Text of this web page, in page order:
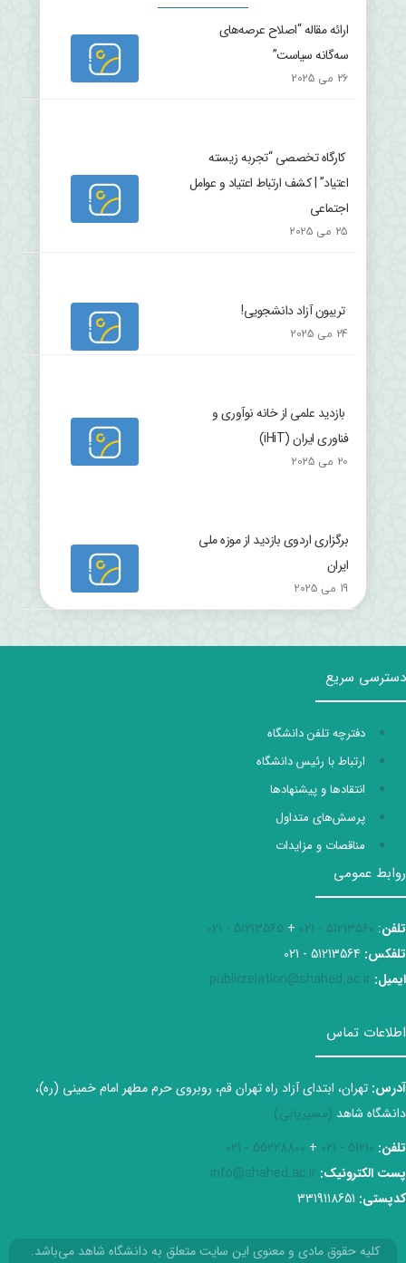
ارائه مقاله “اصلاح عرصه‌های
سه‌گانه سیاست”
26 می 2025
کارگاه تخصصی “تجربه زیسته
اعتیاد” | کشف ارتباط اعتیاد و عوامل
اجتماعی
25 می 2025
تریبون آزاد دانشجویی!
24 می 2025
بازدید علمی از خانه نوآوری و
فناوری ایران (iHiT)
20 می 2025
برگزاری اردوی بازدید از موزه ملی
ایران
19 می 2025
دسترسی سریع
دفترچه تلفن دانشگاه
ارتباط با رئیس دانشگاه
انتقادها و پیشنهادها
پرسش‌های متداول
مناقصات و مزایدات
روابط عمومی
تلفن:
51213560 - 021
+
51213565 - 021
تلفکس:
ایمیل: publicrelation@shahed.ac.ir
اطلاعات تماس
آدرس: تهران، ابتدای آزاد راه تهران قم، روبروی حرم مطهر امام خمینی (ره)،
دانشگاه شاهد (مسیریابی)
تلفن: 51210 - 021
+
55228800 - 021
پست الکترونیک: info@shahed.ac.ir
کدپستی:
کلیه حقوق مادی و معنوی این سایت متعلق به دانشگاه شاهد می‌باشد.